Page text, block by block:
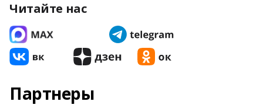
Читайте нас
Партнеры